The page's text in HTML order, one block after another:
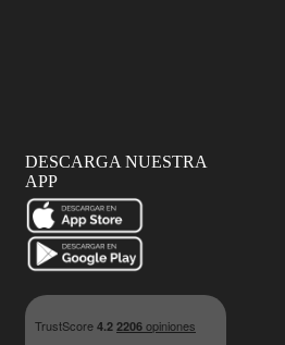
DESCARGA NUESTRA
APP